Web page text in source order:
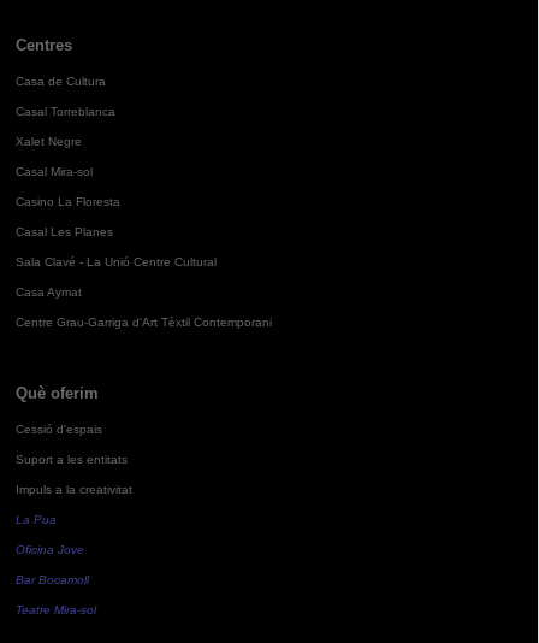
Centres
Casa de Cultura
Casal Torreblanca
Xalet Negre
Casal Mira-sol
Casino La Floresta
Casal Les Planes
Sala Clavé - La Unió Centre Cultural
Casa Aymat
Centre Grau-Garriga d'Art Tèxtil Contemporani
Què oferim
Cessió d'espais
Suport a les entitats
Impuls a la creativitat
La Pua
Oficina Jove
Bar Bocamoll
Teatre Mira-sol